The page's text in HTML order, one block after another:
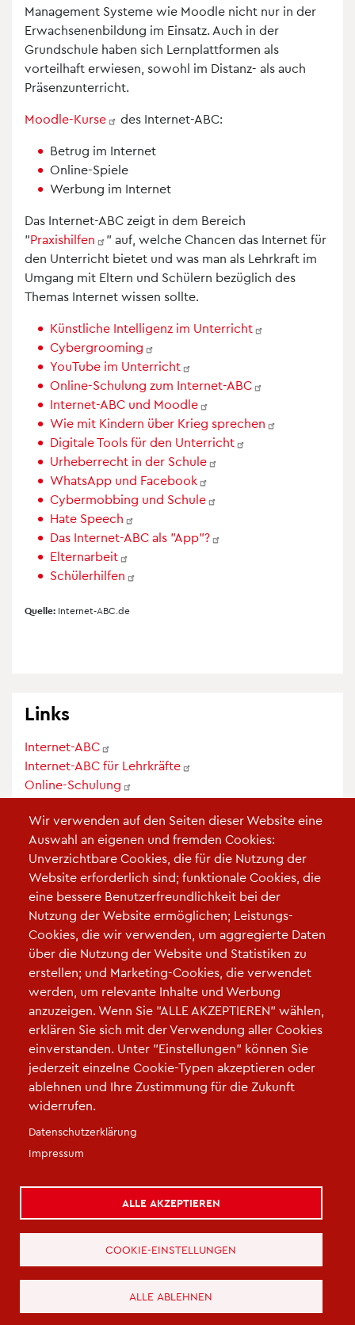
Management Systeme wie Moodle nicht nur in der
Erwachsenenbildung im Einsatz. Auch in der
Grundschule haben sich Lernplattformen als
vorteilhaft erwiesen, sowohl im Distanz- als auch
Präsenzunterricht.
Moodle-Kurse des Internet-ABC:
Betrug im Internet
Online-Spiele
Werbung im Internet
Das Internet-ABC zeigt in dem Bereich
"Praxishilfen
" auf, welche Chancen das Internet für
den Unterricht bietet und was man als Lehrkraft im
Umgang mit Eltern und Schülern bezüglich des
Themas Internet wissen sollte.
Künstliche Intelligenz im Unterricht
Cybergrooming
YouTube im Unterricht
Online-Schulung zum Internet-ABC
Internet-ABC und Moodle
Wie mit Kindern über Krieg sprechen
Digitale Tools für den Unterricht
Urheberrecht in der Schule
WhatsApp und Facebook
Cybermobbing und Schule
Hate Speech
Das Internet-ABC als "App"?
Elternarbeit
Schülerhilfen
Quelle: Internet-ABC.de
Links
Internet-ABC
Internet-ABC für Lehrkräfte
Online-Schulung
Lernmodule
Unterrichtsmaterialien
Mediennutzungsvertrag
Praxishilfen
Downloads
einladung_internet-abc_2025.pdf
FußzeileImpressum|Datenschutz
Wir verwenden auf den Seiten dieser Website eine
Auswahl an eigenen und fremden Cookies:
Unverzichtbare Cookies, die für die Nutzung der
Website erforderlich sind; funktionale Cookies, die
eine bessere Benutzerfreundlichkeit bei der
Nutzung der Website ermöglichen; Leistungs-
Cookies, die wir verwenden, um aggregierte Daten
über die Nutzung der Website und Statistiken zu
erstellen; und Marketing-Cookies, die verwendet
werden, um relevante Inhalte und Werbung
anzuzeigen. Wenn Sie "ALLE AKZEPTIEREN" wählen,
erklären Sie sich mit der Verwendung aller Cookies
einverstanden. Unter "Einstellungen" können Sie
jederzeit einzelne Cookie-Typen akzeptieren oder
ablehnen und Ihre Zustimmung für die Zukunft
widerrufen.
Datenschutzerklärung
Impressum
COOKIE-EINSTELLUNGEN
ALLE ABLEHNEN
ALLE AKZEPTIEREN